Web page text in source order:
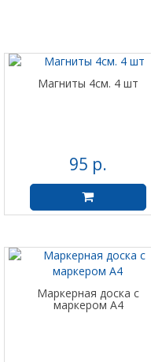
Магниты 4см. 4 шт
95 р.
Маркерная доска с
маркером А4